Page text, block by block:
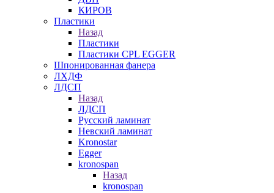
КИРОВ
Пластики
Назад
Пластики
Пластики CPL EGGER
Шпонированная фанера
ЛХДФ
ЛДСП
Назад
ЛДСП
Русский ламинат
Невский ламинат
Kronostar
Egger
kronospan
Назад
kronospan